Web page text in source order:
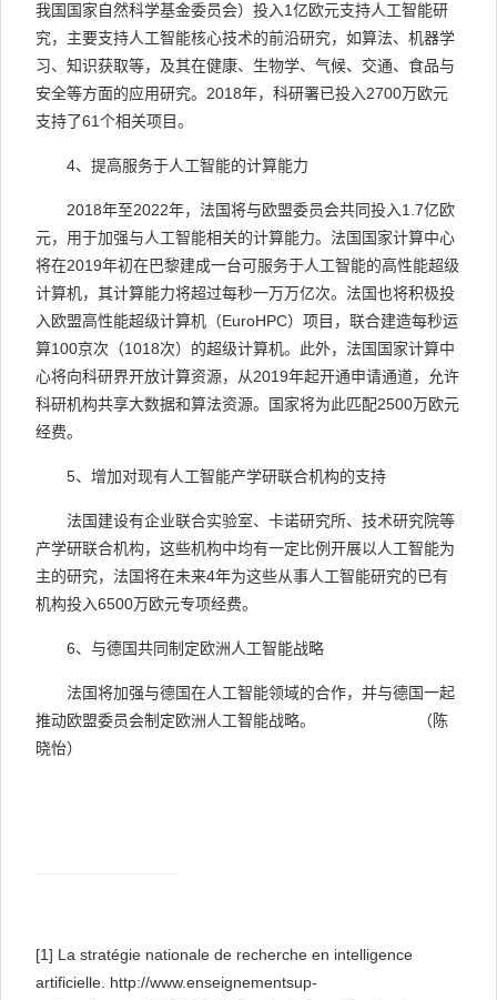
我国国家自然科学基金委员会）投入1亿欧元支持人工智能研
究，主要支持人工智能核心技术的前沿研究，如算法、机器学
习、知识获取等，及其在健康、生物学、气候、交通、食品与
安全等方面的应用研究。 2018年，科研署已投入2700万欧元
支持了61个相关项目。
4、提高服务于人工智能的计算能力
2018年至2022年，法国将与欧盟委员会共同投入1.7亿欧
元，用于加强与人工智能相关的计算能力。法国国家计算中心
将在2019年初在巴黎建成一台可服务于人工智能的高性能超级
计算机，其计算能力将超过每秒一万万亿次。法国也将积极投
入欧盟高性能超级计算机（EuroHPC）项目，联合建造每秒运
算100京次（1018次）的超级计算机。此外，法国国家计算中
心将向科研界开放计算资源，从2019年起开通申请通道，允许
科研机构共享大数据和算法资源。国家将为此匹配2500万欧元
经费。
5、增加对现有人工智能产学研联合机构的支持
法国建设有企业联合实验室、卡诺研究所、技术研究院等
产学研联合机构，这些机构中均有一定比例开展以人工智能为
主的研究，法国将在未来4年为这些从事人工智能研究的已有
机构投入6500万欧元专项经费。
6、与德国共同制定欧洲人工智能战略
法国将加强与德国在人工智能领域的合作，并与德国一起
推动欧盟委员会制定欧洲人工智能战略。
（陈
晓怡）
[1] La stratégie nationale de recherche en intelligence
artificielle. http://www.enseignementsup-